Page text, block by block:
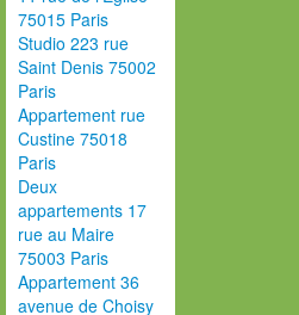
75015 Paris
Studio 223 rue
Saint Denis 75002
Paris
Appartement rue
Custine 75018
Paris
Deux
appartements 17
rue au Maire
75003 Paris
Appartement 36
avenue de Choisy